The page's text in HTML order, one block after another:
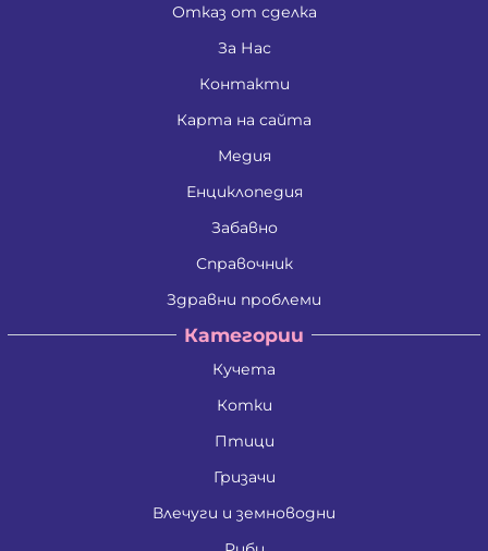
Отказ от сделка
За Нас
Контакти
Карта на сайта
Медия
Енциклопедия
Забавно
Справочник
Здравни проблеми
Категории
Кучета
Котки
Птици
Гризачи
Влечуги и земноводни